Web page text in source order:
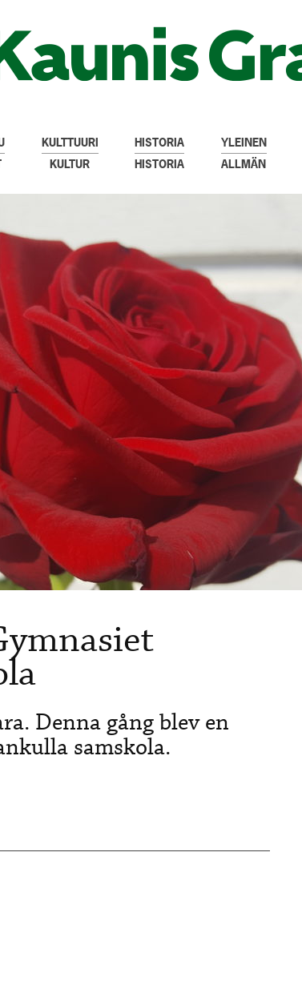
KULTTUURI
KULTUR
HISTORIA
HISTORIA
YLEINEN
ALLMÄN
Denna gång blev en
samskola.